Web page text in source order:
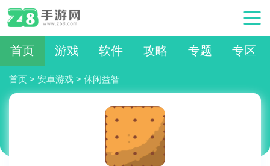
首页 游戏 软件 攻略 专题 专区
首页 > 安卓游戏 > 休闲益智